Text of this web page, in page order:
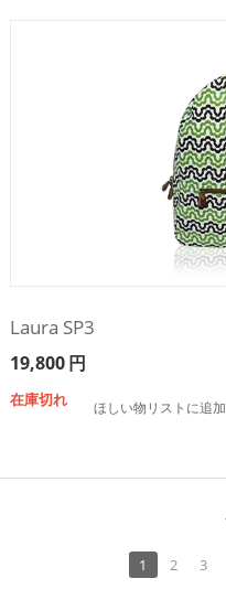
Laura SP3
19,800円
在庫切れ ほしい物リストに追加
1 2 3